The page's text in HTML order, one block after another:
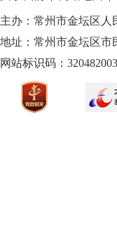
主办：常州市金坛区人
地址：常州市金坛区市
网站标识码：